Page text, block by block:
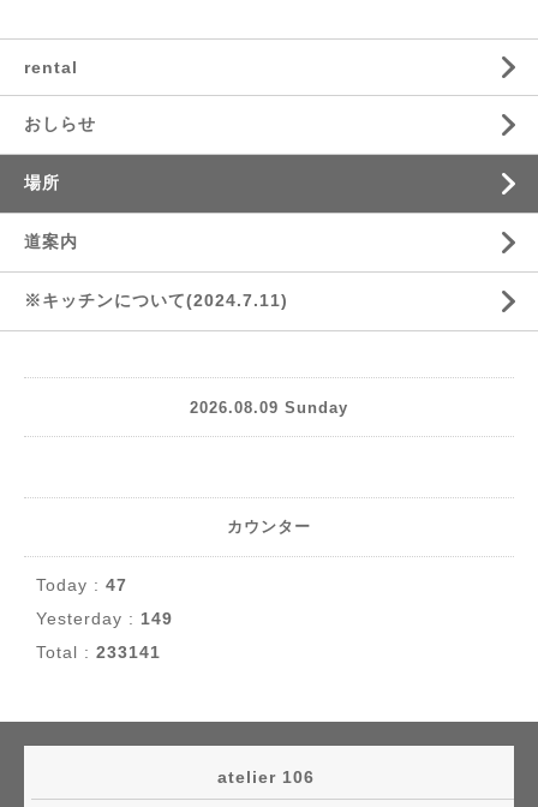
rental
おしらせ
場所
道案内
※キッチンについて(2024.7.11)
2026.08.09 Sunday
カウンター
Today : 47
Yesterday : 149
Total : 233141
atelier 106